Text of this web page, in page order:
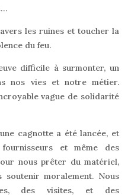
…
les ruines et toucher la
du feu.
difficile à surmonter, un
nos vies et notre métier.
vague de solidarité
cagnotte a été lancée, et
et même des
nous prêter du matériel,
moralement. Nous
des visites, et des